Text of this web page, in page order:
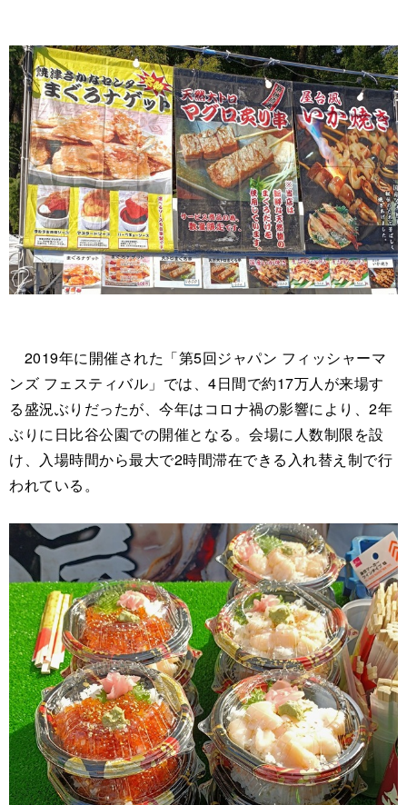
2019年に開催された「第5回ジャパン フィッシャーマ
ンズ フェスティバル」では、4日間で約17万人が来場す
る盛況ぶりだったが、今年はコロナ禍の影響により、2年
ぶりに日比谷公園での開催となる。会場に人数制限を設
け、入場時間から最大で2時間滞在できる入れ替え制で行
われている。